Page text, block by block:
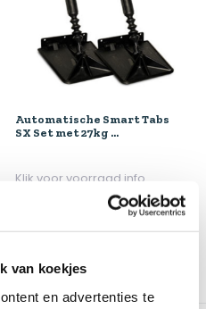
van koekjes
en advertenties te
Automatische Smart Tabs
SX Set met 27kg ...
Klik voor voorraad info
€ 179,-